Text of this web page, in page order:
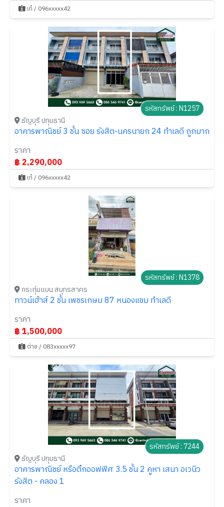
เก๋ / 096xxxxx42
รหัสทรัพย์ : N1257
ธัญบุรี ปทุมธานี
อาคารพาณิชย์ 3 ชั้น ซอย รังสิต-นครนายก 24 ทำเลดี ถูกมาก
ราคา
฿ 2,290,000
เก๋ / 096xxxxx42
รหัสทรัพย์ : N1378
กระทุ่มแบน สมุทรสาคร
ทาวน์เฮ้าส์ 2 ชั้น เพชรเกษม 87 หนองแขม ทำเลดี
ราคา
฿ 1,500,000
ต่าย / 083xxxxx97
รหัสทรัพย์ : 7244
ธัญบุรี ปทุมธานี
อาคารพาณิชย์ หรือตึกออฟฟิศ 3.5 ชั้น 2 คูหา เสนา อเวนิว
รังสิต - คลอง 1
ราคา